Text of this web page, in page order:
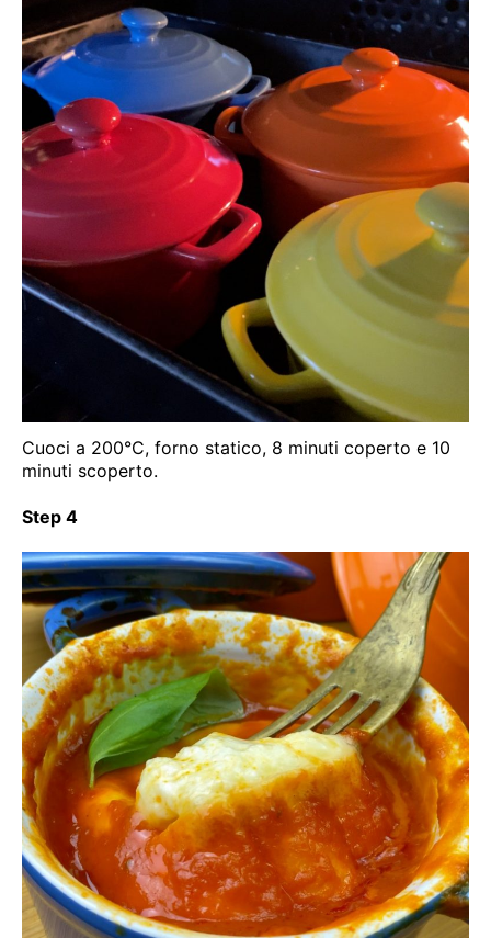
Cuoci a 200°C, forno statico, 8 minuti coperto e 10
minuti scoperto.
Step 4